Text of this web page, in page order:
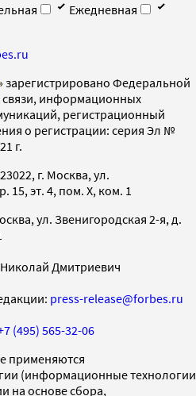
Ежедневная
зарегистрировано Федеральной
связи, информационных
регистрационный
о регистрации: серия Эл №
г.
г. Москва, ул.
15, эт. 4, пом. X, ком. 1
ул. Звенигородская 2-я, д.
Дмитриевич
press-release@forbes.ru
(495) 565-32-06
применяются
(информационные технологии
на основе сбора,